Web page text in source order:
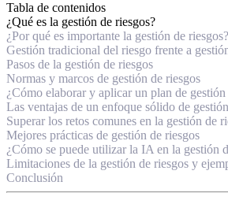
Tabla de contenidos
¿Qué es la gestión de riesgos?
¿Por qué es importante la gestión de riesgos?
Gestión tradicional del riesgo frente a
Pasos de la gestión de riesgos
Normas y marcos de gestión de riesgos
¿Cómo elaborar y aplicar un plan de gestión
Las ventajas de un enfoque sólido de
Superar los retos comunes en la gestión de
Mejores prácticas de gestión de riesgos
¿Cómo se puede utilizar la IA en la gestión
Limitaciones de la gestión de riesgos y
Conclusión